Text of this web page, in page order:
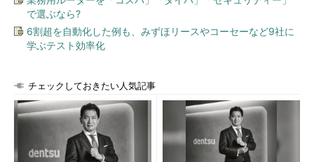
やDevOpsといった開発スタイルにおいて、テスト自動化はアプ
リケーションの品質を向上させ、迅速なビジネス成長を左右する
上で不可欠な要素だ。こうした開発スタイルの中でセキュリティ
ジネスの価値を高める上でも重要だとシノプシスは考えている。
「セキュリティも含めたあらゆる要素を自動的にテストする仕
組みを、開発プロセスの中に埋め込んでいかなければならない
（クエールマン氏）
で選ぶなら?
6割超を自動化した例も、みずほリースやコーセーなど9社に
学ぶテスト効率化
チェックしておきたい人気記事